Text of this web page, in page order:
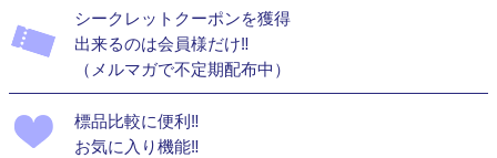
シークレットクーポンを獲得
出来るのは会員様だけ‼
（メルマガで不定期配布中）
標品比較に便利‼
お気に入り機能‼